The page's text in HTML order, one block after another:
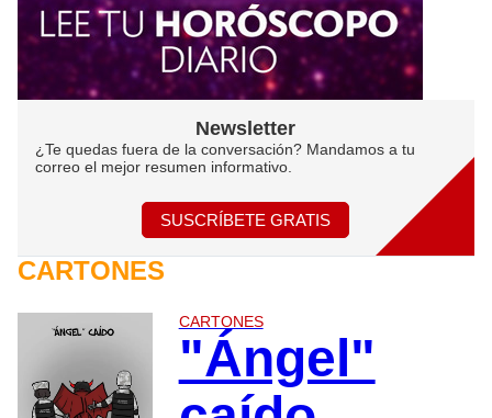
Newsletter
¿Te quedas fuera de la conversación? Mandamos a tu
correo el mejor resumen informativo.
SUSCRÍBETE GRATIS
CARTONES
CARTONES
"Ángel"